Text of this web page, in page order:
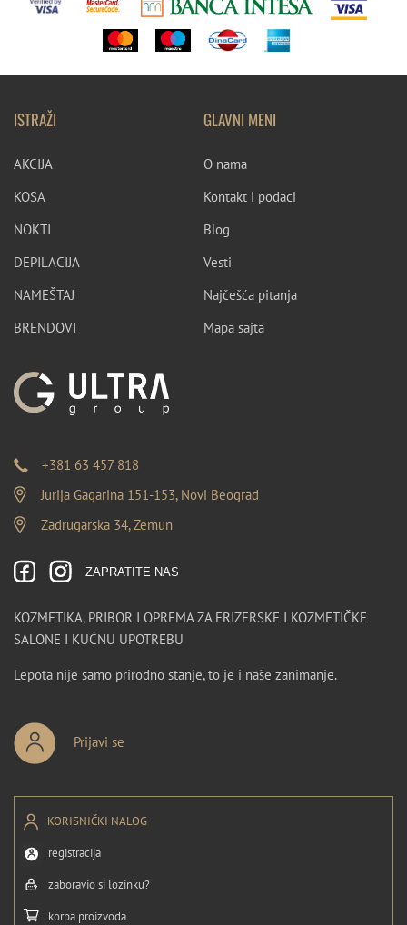
ISTRAŽI
AKCIJA
KOSA
NOKTI
DEPILACIJA
NAMEŠTAJ
BRENDOVI
GLAVNI MENI
O nama
Kontakt i podaci
Blog
Vesti
Najčešća pitanja
Mapa sajta
+381 63 457 818
Jurija Gagarina 151-153, Novi Beograd
Zadrugarska 34, Zemun
ZAPRATITE NAS
KOZMETIKA, PRIBOR I OPREMA ZA FRIZERSKE I KOZMETIČKE
SALONE I KUĆNU UPOTREBU
Lepota nije samo prirodno stanje, to je i naše zanimanje.
Prijavi se
KORISNIČKI NALOG
registracija
zaboravio si lozinku?
korpa proizvoda